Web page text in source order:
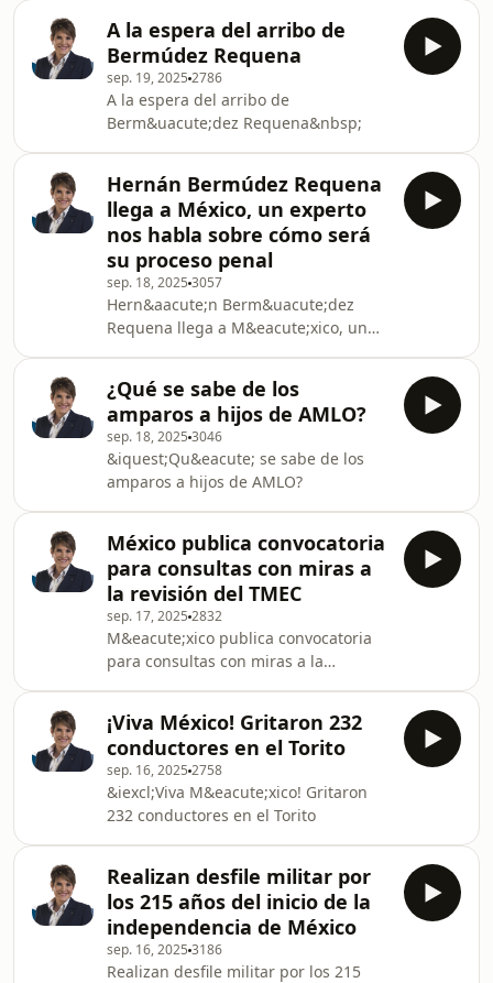
A la espera del arribo de
Bermúdez Requena
sep. 19, 2025 2786
A la espera del arribo de
Berm&uacute;dez Requena&nbsp;
Hernán Bermúdez Requena
llega a México, un experto
nos habla sobre cómo será
su proceso penal
sep. 18, 2025 3057
Hern&aacute;n Berm&uacute;dez
Requena llega a M&eacute;xico, un
¿Qué se sabe de los
amparos a hijos de AMLO?
sep. 18, 2025 3046
&iquest;Qu&eacute; se sabe de los
amparos a hijos de AMLO?
México publica convocatoria
para consultas con miras a
la revisión del TMEC
sep. 17, 2025 2832
M&eacute;xico publica convocatoria
para consultas con miras a la
¡Viva México! Gritaron 232
conductores en el Torito
sep. 16, 2025 2758
&iexcl;Viva M&eacute;xico! Gritaron
232 conductores en el Torito
Realizan desfile militar por
los 215 años del inicio de la
independencia de México
sep. 16, 2025 3186
Realizan desfile militar por los 215